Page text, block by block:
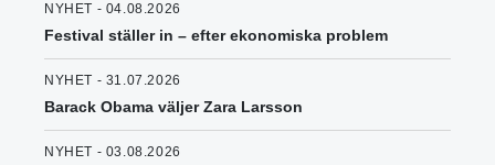
NYHET - 04.08.2026
Festival ställer in – efter ekonomiska problem
NYHET - 31.07.2026
Barack Obama väljer Zara Larsson
NYHET - 03.08.2026